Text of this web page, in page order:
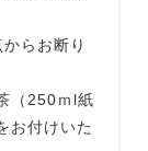
らお断り
（250ｍl紙
お付けいた